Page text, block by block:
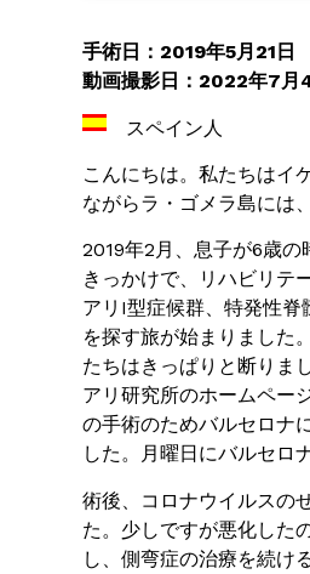
手術日：2019年5月21日
動画撮影日：2022年7月
スペイン人
こんにちは。私たちはイ
ながらラ・ゴメラ島には
2019年2月、息子が6歳
きっかけで、リハビリテ
アリI型症候群、特発性
を探す旅が始まりました
たちはきっぱりと断りま
アリ研究所のホームペー
の手術のためバルセロナ
した。月曜日にバルセロ
術後、コロナウイルスの
た。少しですが悪化した
し、側弯症の治療を続け